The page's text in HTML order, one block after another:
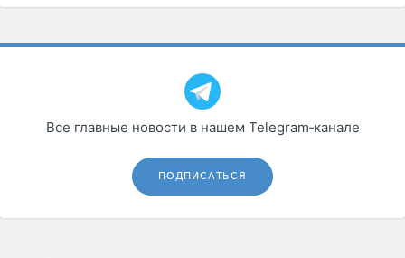
Все главные новости в нашем Telegram‑канале
ПОДПИСАТЬСЯ